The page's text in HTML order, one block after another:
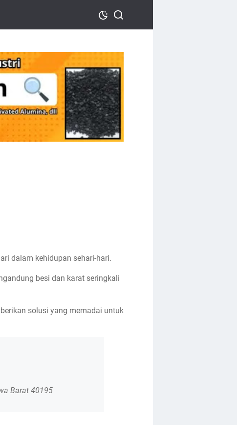
dalam kehidupan sehari-hari.
besi dan karat seringkali
solusi yang memadai untuk
Barat 40195